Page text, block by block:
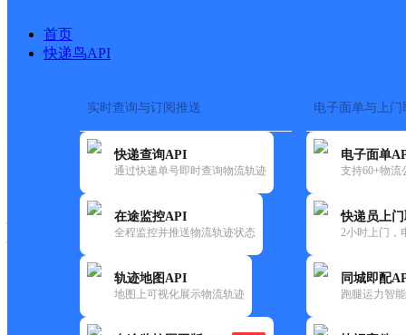
首页
快递鸟API
实时查询与订阅推送
快递查询API
通过快递单号即时查询物流轨迹
在途监控API
全程监控并推送物流轨迹状态
轨迹地图API
地图上可视化展示物流轨迹
电子面单与上门
电子面单
支持60+物流
快递员上
2小时上门，
同城即配
跑腿运力智
快运大全 快递时效
邮政